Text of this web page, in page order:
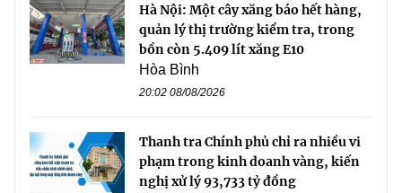
Hà Nội: Một cây xăng báo hết hàng,
quản lý thị trường kiểm tra, trong
bồn còn 5.409 lít xăng E10
Hòa Bình
20:02 08/08/2026
Thanh tra Chính phủ chỉ ra nhiều vi
phạm trong kinh doanh vàng, kiến
nghị xử lý 93,733 tỷ đồng